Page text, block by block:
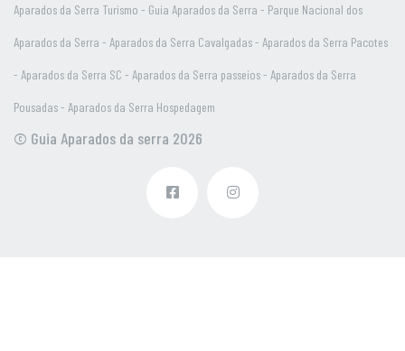
Aparados da Serra Turismo - Guia Aparados da Serra - Parque Nacional dos
Aparados da Serra - Aparados da Serra Cavalgadas - Aparados da Serra Pacotes
- Aparados da Serra SC - Aparados da Serra passeios - Aparados da Serra
Pousadas - Aparados da Serra Hospedagem
© Guia Aparados da serra 2026